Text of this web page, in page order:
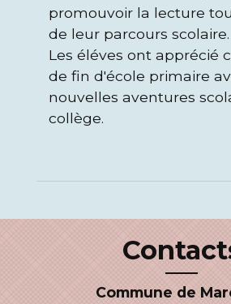
promouvoir la lecture
de leur parcours scolaire.
Les éléves ont apprécié
de fin d'école primaire
nouvelles aventures
collège.
Commune de